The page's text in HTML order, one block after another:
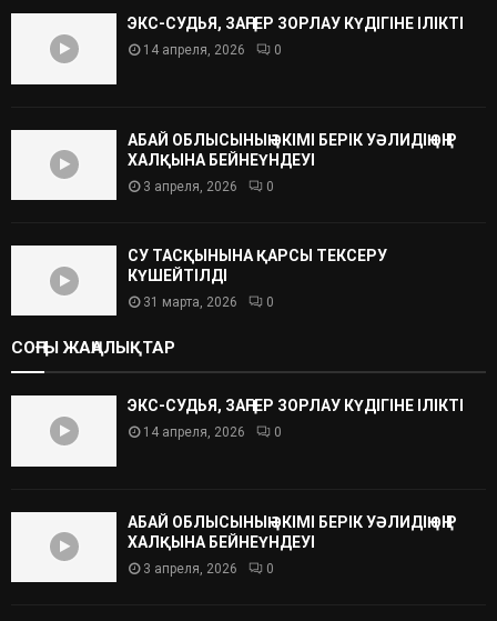
ЭКС-СУДЬЯ, ЗАҢГЕР ЗОРЛАУ КҮДІГІНЕ ІЛІКТІ
14 апреля, 2026 0
АБАЙ ОБЛЫСЫНЫҢ ӘКІМІ БЕРІК УӘЛИДІҢ ӨҢІР
ХАЛҚЫНА БЕЙНЕҮНДЕУІ
3 апреля, 2026 0
СУ ТАСҚЫНЫНА ҚАРСЫ ТЕКСЕРУ
КҮШЕЙТІЛДІ
31 марта, 2026 0
СОҢҒЫ ЖАҢАЛЫҚТАР
ЭКС-СУДЬЯ, ЗАҢГЕР ЗОРЛАУ КҮДІГІНЕ ІЛІКТІ
14 апреля, 2026 0
АБАЙ ОБЛЫСЫНЫҢ ӘКІМІ БЕРІК УӘЛИДІҢ ӨҢІР
ХАЛҚЫНА БЕЙНЕҮНДЕУІ
3 апреля, 2026 0